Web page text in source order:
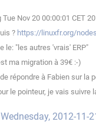
Nov 20 00:00:01 CET
? https://linuxfr.org/
le: "les autres 'vrais' ERP"
ma migration à 39€ :-)
répondre à Fabien sur la
le pointeur, je vais suivre
Wednesday, 2012-11-